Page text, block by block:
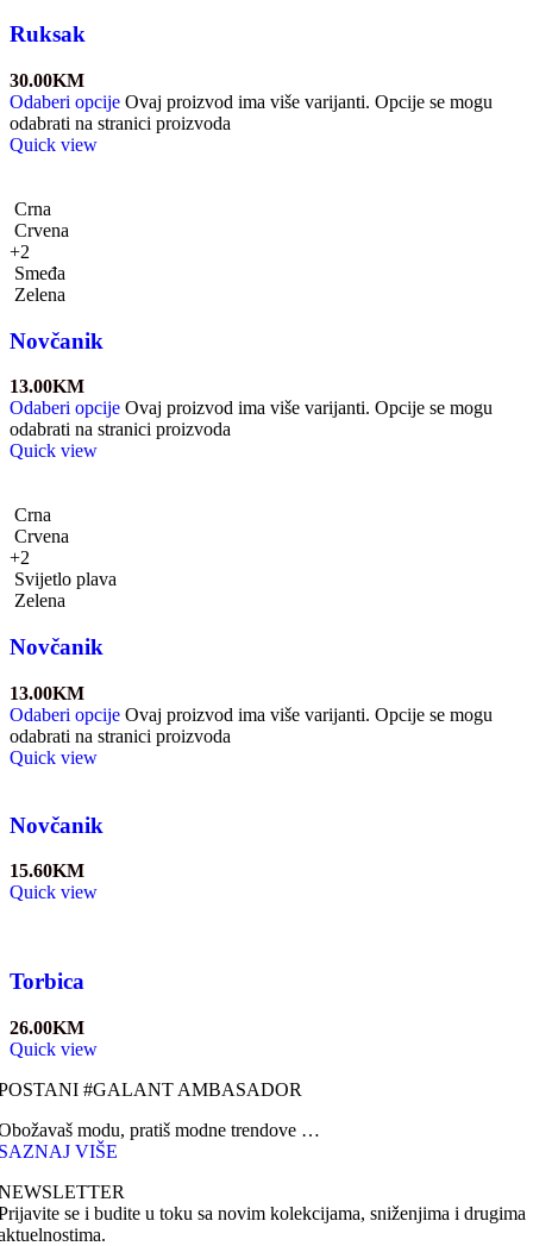
Ruksak
30.00KM
Odaberi opcije Ovaj proizvod ima više varijanti. Opcije se mogu
odabrati na stranici proizvoda
Quick view
Crna
Crvena
+2
Smeđa
Zelena
Novčanik
13.00KM
Odaberi opcije Ovaj proizvod ima više varijanti. Opcije se mogu
odabrati na stranici proizvoda
Quick view
Crna
Crvena
+2
Svijetlo plava
Zelena
Novčanik
13.00KM
Odaberi opcije Ovaj proizvod ima više varijanti. Opcije se mogu
odabrati na stranici proizvoda
Quick view
Novčanik
15.60KM
Quick view
Torbica
26.00KM
Quick view
#GALANT AMBASADOR
modu, pratiš modne trendove …
VIŠE
se i budite u toku sa novim kolekcijama, sniženjima i drugima